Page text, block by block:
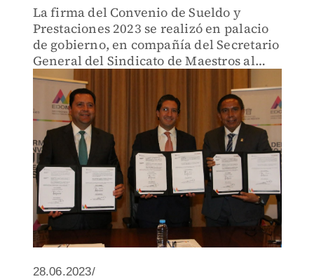
La firma del Convenio de Sueldo y
Prestaciones 2023 se realizó en palacio
de gobierno, en compañía del Secretario
General del Sindicato de Maestros al
Servicio del Estado de México, de
Finanzas y de Educación.
28.06.2023/